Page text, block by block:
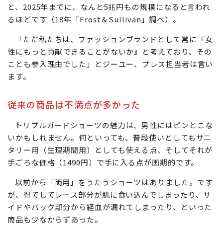
と、2025年までに、なんと5兆円もの規模になると言われ
るほどです（18年「Frost＆Sullivan」調べ）。
「ただ私たちは、ファッションブランドとして常に『女
性にもっと貢献できることがないか』と考えており、その
ことも参入理由でした」とジーユー、プレス担当者は言い
ます。
従来の商品は不満点が多かった
トリプルガードショーツの魅力は、男性にはピンとこな
いかもしれません。何といっても、普段使いとしてもサニ
タリー用（生理期間用）としても使える点、そしてそれが
手ごろな価格（1490円）で手に入る点が画期的です。
以前から「両用」をうたうショーツはありました。です
が、得てしてレース部分が肌に食い込んでしまったり、サ
イドやバック部分から経血が漏れてしまったり、といった
商品も少なからずあった。